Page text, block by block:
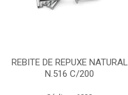
REBITE DE REPUXE NATURAL
N.516 C/200